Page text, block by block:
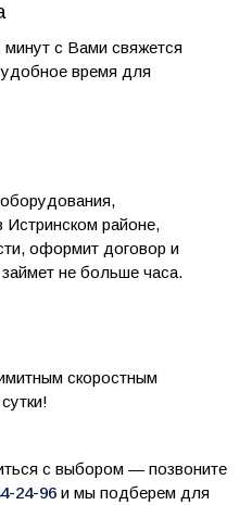
минут с Вами свяжется
время для
Истринском районе,
оформит договор и
не больше часа.
скоростным
с выбором — позвоните
24-96 и мы подберем для